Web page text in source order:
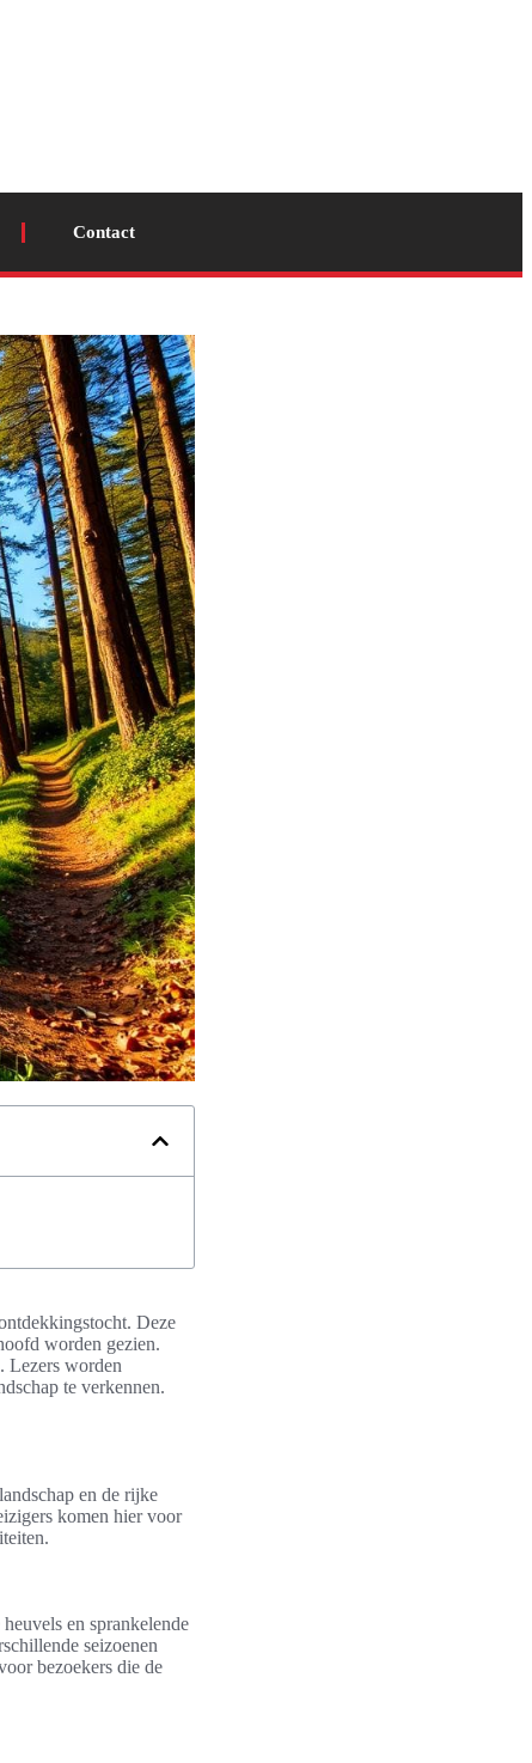
Contact
Deze
worden gezien.
Lezers worden
te verkennen.
en de rijke
komen hier voor
en sprankelende
seizoenen
bezoekers die de